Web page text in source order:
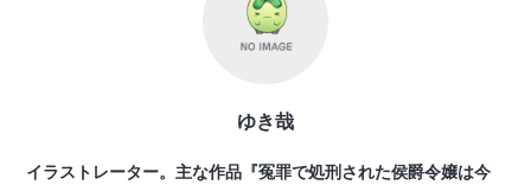
ゆき哉
イラストレーター。主な作品『冤罪で処刑された侯爵令嬢は今